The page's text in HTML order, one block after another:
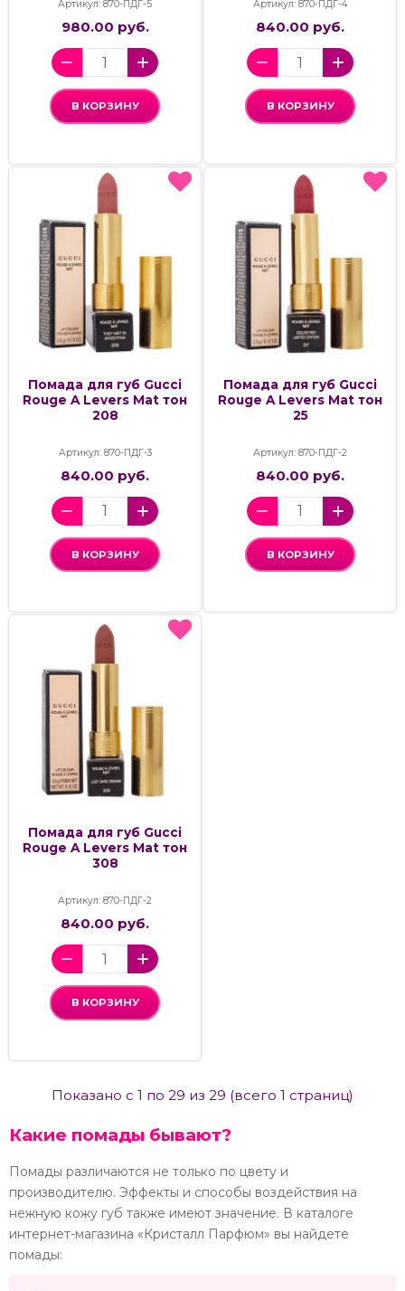
Артикул: 870-ПДГ-5
980.00 руб.
В КОРЗИНУ
Артикул: 870-ПДГ-4
840.00 руб.
В КОРЗИНУ
Помада для губ Gucci
Rouge A Levers Mat тон
208
Артикул: 870-ПДГ-3
840.00 руб.
В КОРЗИНУ
Помада для губ Gucci
Rouge A Levers Mat тон
25
Артикул: 870-ПДГ-2
840.00 руб.
В КОРЗИНУ
Помада для губ Gucci
Rouge A Levers Mat тон
308
Артикул: 870-ПДГ-2
840.00 руб.
В КОРЗИНУ
Показано с 1 по 29 из 29 (всего 1 страниц)
Какие помады бывают?
Помады различаются не только по цвету и
производителю. Эффекты и способы воздействия на
нежную кожу губ также имеют значение. В каталоге
интернет-магазина «Кристалл Парфюм» вы найдете
помады: